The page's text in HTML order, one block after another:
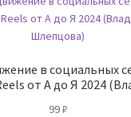
в социальных
от А до Я 2024
99₽